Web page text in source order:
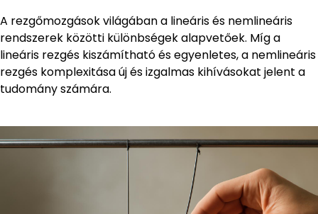
A rezgőmozgások világában a lineáris és nemlineáris
rendszerek közötti különbségek alapvetőek. Míg a
lineáris rezgés kiszámítható és egyenletes, a nemlineáris
rezgés komplexitása új és izgalmas kihívásokat jelent a
tudomány számára.